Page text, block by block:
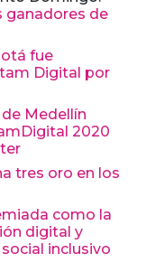
ganadores de
fue
Digital por
Medellín
2020
tres oro en los
como la
digital y
inclusivo